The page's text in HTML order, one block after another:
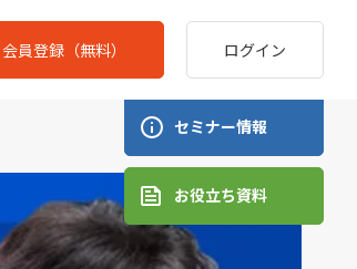
会員登録（無料） ログイン
セミナー情報
お役立ち資料